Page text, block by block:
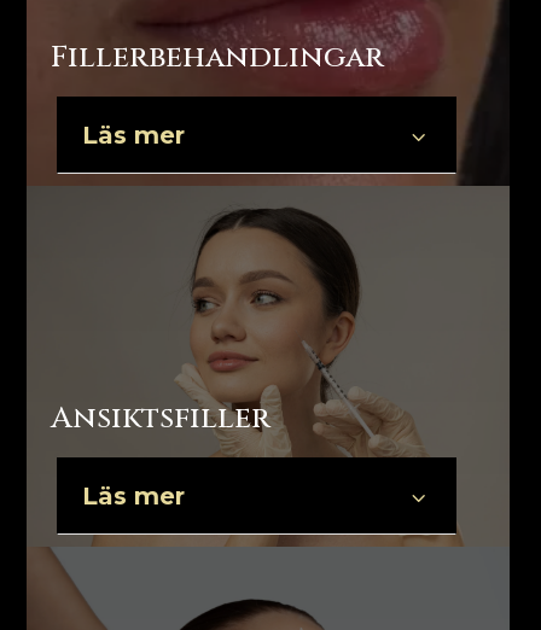
Fillerbehandlingar
Läs mer 3
Ansiktsfiller
Läs mer 3